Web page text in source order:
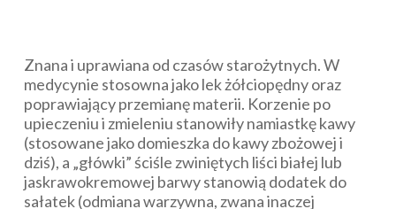
Znana i uprawiana od czasów starożytnych. W
medycynie stosowna jako lek żółciopędny oraz
poprawiający przemianę materii. Korzenie po
upieczeniu i zmieleniu stanowiły namiastkę kawy
(stosowane jako domieszka do kawy zbożowej i
dziś), a „główki” ściśle zwiniętych liści białej lub
jaskrawokremowej barwy stanowią dodatek do
sałatek (odmiana warzywna, zwana inaczej